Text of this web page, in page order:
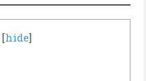
[hide]